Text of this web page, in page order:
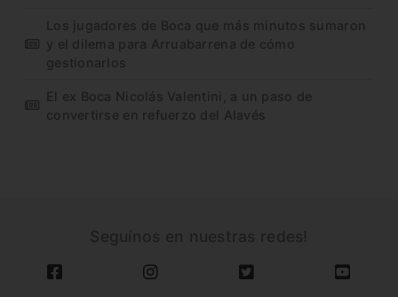
Los jugadores de Boca que más minutos sumaron
y el dilema para Arruabarrena de cómo
gestionarlos
El ex Boca Nicolás Valentini, a un paso de
convertirse en refuerzo del Alavés